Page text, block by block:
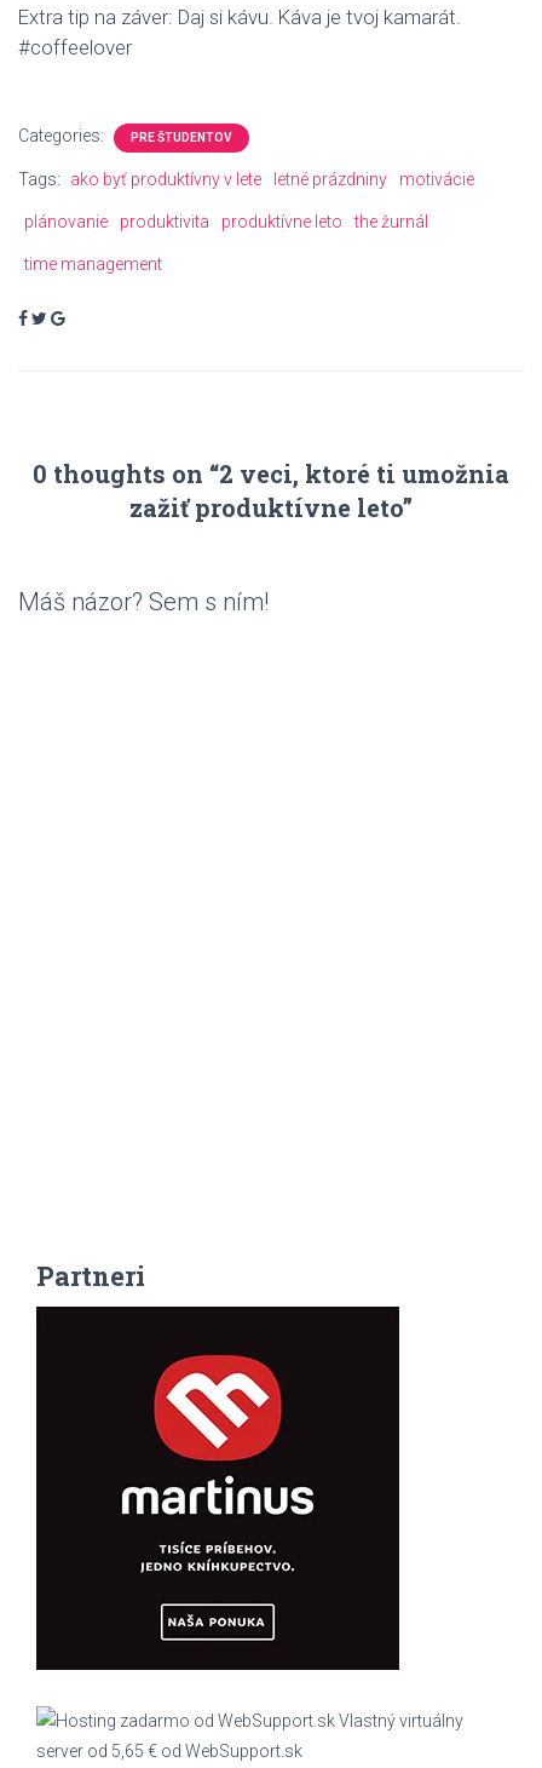
Extra tip na záver: Daj si kávu. Káva je tvoj kamarát.
#coffeelover
Categories: PRE ŠTUDENTOV
Tags: ako byť produktívny v lete letné prázdniny motivácie
plánovanie produktivita produktívne leto the žurnál
time management
0 thoughts on “2 veci, ktoré ti umožnia
zažiť produktívne leto”
Máš názor? Sem s ním!
Partneri
Vlastný virtuálny
server od 5,65 € od WebSupport.sk